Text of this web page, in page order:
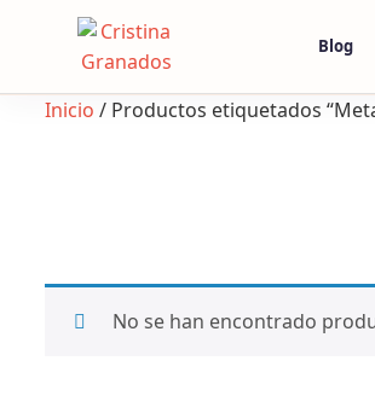
Blog
Inicio / Productos etiquetados
No se han encontrado